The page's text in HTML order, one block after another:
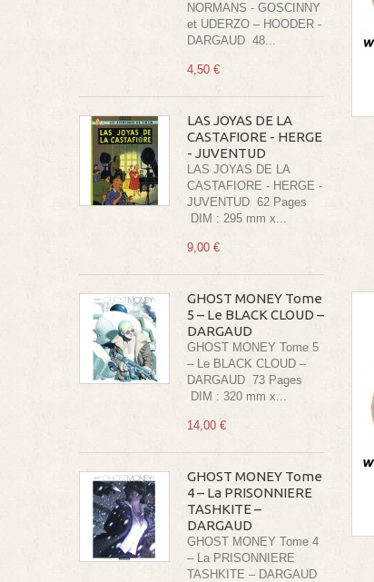
NORMANS - GOSCINNY
et UDERZO – HOODER -
DARGAUD 48...
4,50 €
LAS JOYAS DE LA
CASTAFIORE - HERGE
- JUVENTUD
LAS JOYAS DE LA
CASTAFIORE - HERGE -
JUVENTUD 62 Pages
DIM : 295 mm x...
9,00 €
GHOST MONEY Tome
5 – Le BLACK CLOUD –
DARGAUD
GHOST MONEY Tome 5
– Le BLACK CLOUD –
DARGAUD 73 Pages
DIM : 320 mm x...
14,00 €
GHOST MONEY Tome
4 – La PRISONNIERE
TASHKITE –
DARGAUD
GHOST MONEY Tome 4
– La PRISONNIERE
TASHKITE – DARGAUD